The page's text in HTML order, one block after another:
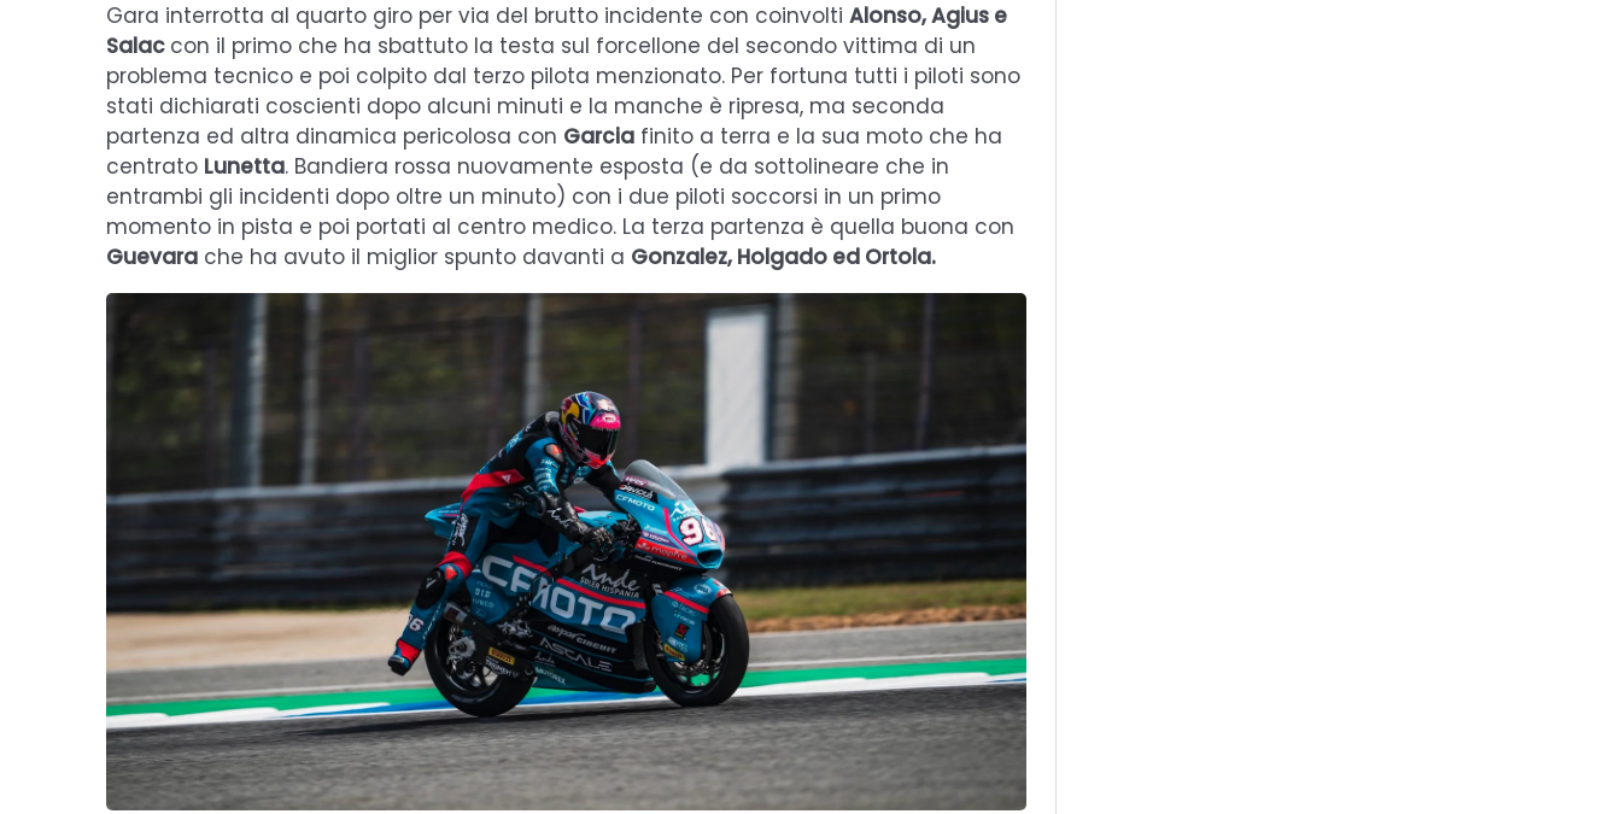
Gara interrotta al quarto giro per via del brutto incidente con coinvolti Alonso, Agius e
Salac con il primo che ha sbattuto la testa sul forcellone del secondo vittima di un
problema tecnico e poi colpito dal terzo pilota menzionato. Per fortuna tutti i piloti sono
stati dichiarati coscienti dopo alcuni minuti e la manche è ripresa, ma seconda
partenza ed altra dinamica pericolosa con Garcia finito a terra e la sua moto che ha
centrato Lunetta. Bandiera rossa nuovamente esposta (e da sottolineare che in
entrambi gli incidenti dopo oltre un minuto) con i due piloti soccorsi in un primo
momento in pista e poi portati al centro medico. La terza partenza è quella buona con
Guevara che ha avuto il miglior spunto davanti a Gonzalez, Holgado ed Ortola.